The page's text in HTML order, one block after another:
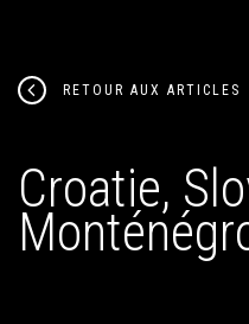
RETOUR AUX ARTICLES
Croatie,